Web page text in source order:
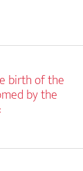
birth of the
by the